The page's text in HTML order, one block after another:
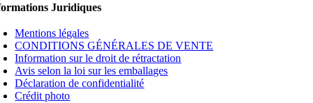
Juridiques
Mentions légales
CONDITIONS GÉNÉRALES DE VENTE
Information sur le droit de rétractation
Avis selon la loi sur les emballages
Déclaration de confidentialité
Crédit photo